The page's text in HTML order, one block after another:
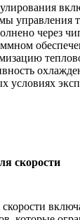
управления
через
условиях
скорости